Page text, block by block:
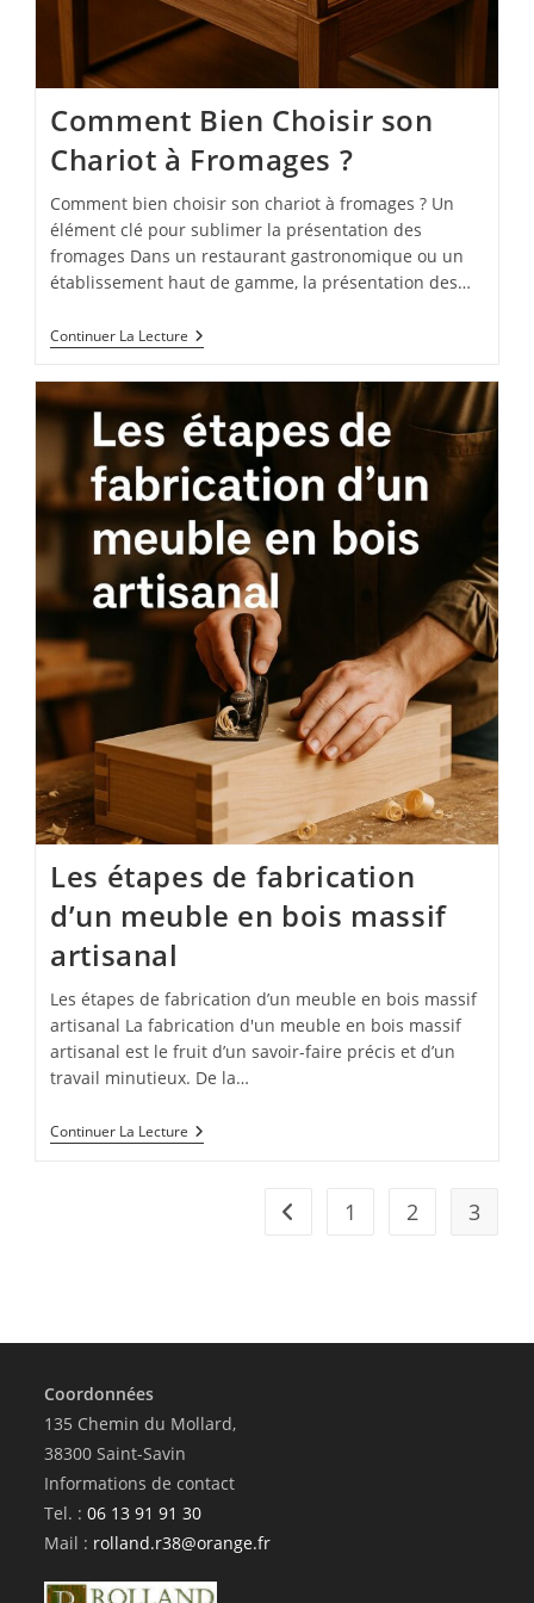
Comment Bien Choisir son
Chariot à Fromages ?
Comment bien choisir son chariot à fromages ? Un
élément clé pour sublimer la présentation des
fromages Dans un restaurant gastronomique ou un
établissement haut de gamme, la présentation des…
Continuer La Lecture Comment
Bien
Son
Chariot
À
Fromages
?
Les étapes de fabrication
d’un meuble en bois massif
artisanal
Les étapes de fabrication d’un meuble en bois massif
artisanal La fabrication d'un meuble en bois massif
artisanal est le fruit d’un savoir-faire précis et d’un
travail minutieux. De la…
Continuer La Lecture Les
Étapes
Go to the previous page
1 2 3
Coordonnées
135 Chemin du Mollard,
38300 Saint-Savin
Informations de contact
Tel. :06 13 91 91 30
Mail : rolland.r38@orange.fr